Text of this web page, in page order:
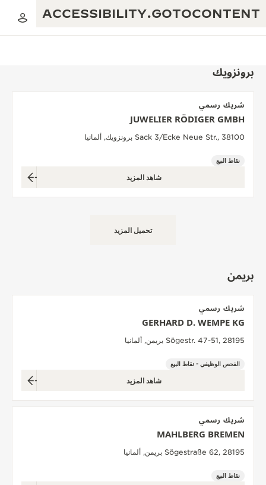
ACCESSIBILITY.GOTOCONTENT
العرض الموسيقي للنسبة الذهبية
مقهى REVERSO 1931
معرض THE PERPETUAL TIMEKEEPER
STELLAR ODYSSEY
رائد الدقّة PRECISION PIONEER
التميز: أكثر من 190 عامًا
الإتقان: 235 حِرَفة متخصصة
برونزويك
شريك رسمي
JUWELIER RÖDIGER GMBH
Sack 3/Ecke Neue Str., 38100 برونزويك, ألمانيا
نقاط البيع
شاهد المزيد
تحميل المزيد
بريمن
شريك رسمي
GERHARD D. WEMPE KG
Sögestr. 47-51, 28195 بريمن, ألمانيا
الفحص الوظيفي - نقاط البيع
شاهد المزيد
شريك رسمي
MAHLBERG BREMEN
Sögestraße 62, 28195 بريمن, ألمانيا
نقاط البيع